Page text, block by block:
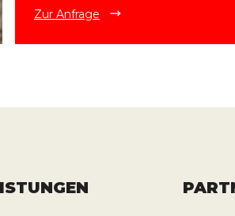
Zur Anfrage